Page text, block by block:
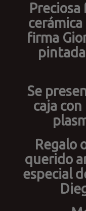
firma
Se
caja
Regalo
querido
especial